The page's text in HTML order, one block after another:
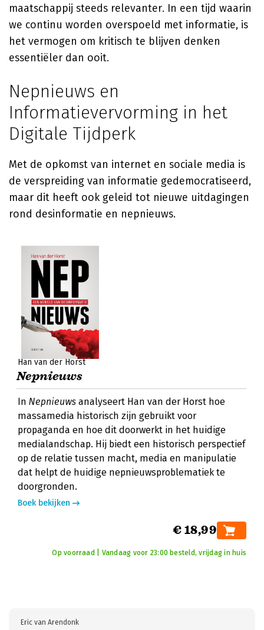
maatschappij steeds relevanter. In een tijd waarin
we continu worden overspoeld met informatie, is
het vermogen om kritisch te blijven denken
essentiëler dan ooit.
Nepnieuws en
Informatievervorming in het
Digitale Tijdperk
Met de opkomst van internet en sociale media is
de verspreiding van informatie gedemocratiseerd,
maar dit heeft ook geleid tot nieuwe uitdagingen
rond desinformatie en nepnieuws.
Han van der Horst
Nepnieuws
In Nepnieuws analyseert Han van der Horst hoe
massamedia historisch zijn gebruikt voor
propaganda en hoe dit doorwerkt in het huidige
medialandschap. Hij biedt een historisch perspectief
op de relatie tussen macht, media en manipulatie
dat helpt de huidige nepnieuwsproblematiek te
doorgronden.
Boek bekijken
€ 18,99
Op voorraad | Vandaag voor 23:00 besteld, vrijdag in huis
Eric van Arendonk